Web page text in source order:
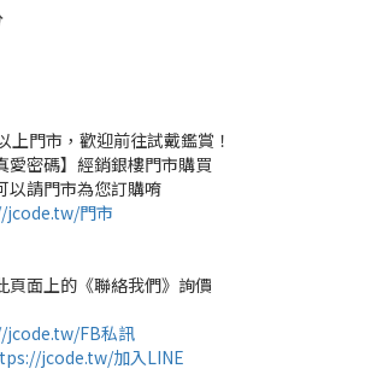
上門市，歡迎前往試戴鑑賞！
愛密碼】經銷銀樓門市購買
以請門市為您訂購唷
門市
頁面上的《聯絡我們》詢價
FB私訊
jcode.tw/加入LINE